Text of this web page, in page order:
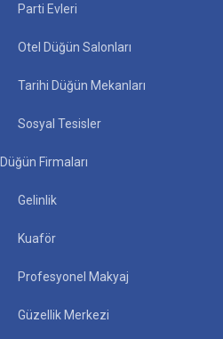
Parti Evleri
Otel Düğün Salonları
Tarihi Düğün Mekanları
Sosyal Tesisler
Düğün Firmaları
Gelinlik
Kuaför
Profesyonel Makyaj
Güzellik Merkezi